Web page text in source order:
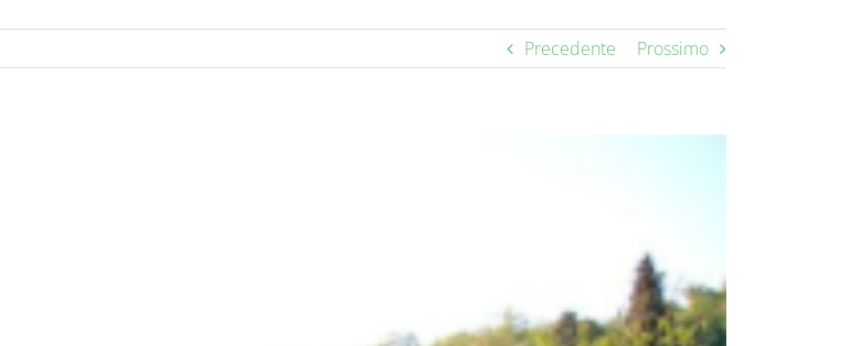
Precedente Prossimo